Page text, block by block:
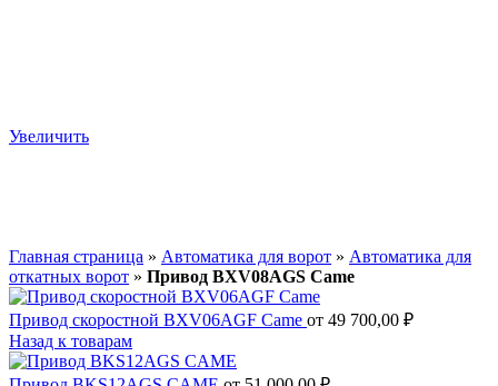
Увеличить
Главная страница » Автоматика для ворот » Автоматика для
откатных ворот » Привод BXV08AGS Came
Привод скоростной BXV06AGF Came от 49 700,00 ₽
Назад к товарам